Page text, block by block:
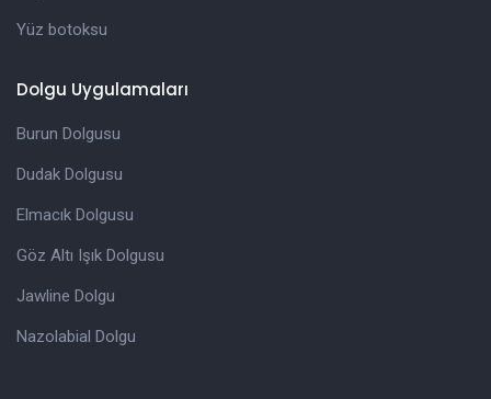
Yüz botoksu
Dolgu Uygulamaları
Burun Dolgusu
Dudak Dolgusu
Elmacık Dolgusu
Göz Altı Işık Dolgusu
Jawline Dolgu
Nazolabial Dolgu